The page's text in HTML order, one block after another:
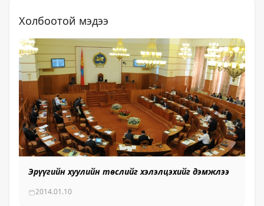
Холбоотой мэдээ
Эрүүгийн хуулийн төслийг хэлэлцэхийг дэмжлээ
2014.01.10